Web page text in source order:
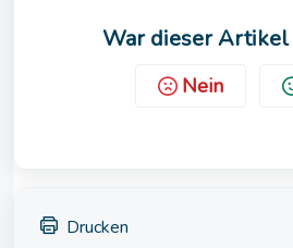
War dieser
Nein
Drucken